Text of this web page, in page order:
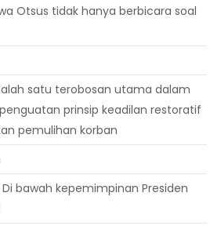
Otsus tidak hanya berbicara soal
satu terobosan utama dalam
penguatan prinsip keadilan restoratif
pemulihan korban
bawah kepemimpinan Presiden